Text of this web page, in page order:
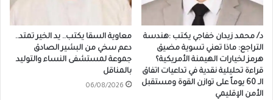
د/ محمد زيدان خفاجي يكتب :هندسة
التراجع: ماذا تعني تسوية مضيق
هرمز لخيارات الهيمنة الأمريكية؟
قراءة تحليلية نقدية في تداعيات اتفاق
الـ 60 يوماً على توازن القوة ومستقبل
الأمن الإقليمي
معاوية السقا يكتب.. يد الخير تمتد..
دعم سخي من البشير الصادق
جموعة لمستشفى النساء والتوليد
بالمناقل
06/08/2026